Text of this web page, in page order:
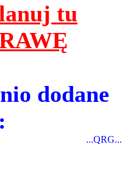
tu
dodane
...QRG...